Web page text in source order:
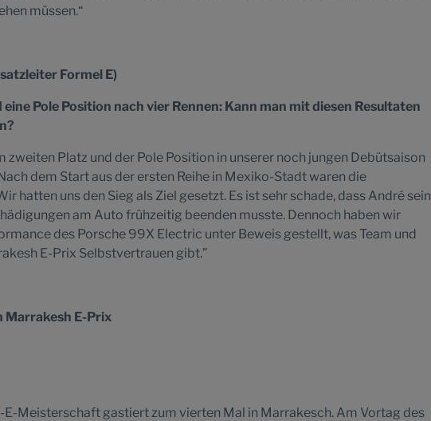
müssen.“
leiter Formel E)
Pole Position nach vier Rennen: Kann man mit diesen Resultaten
zweiten Platz und der Pole Position in unserer noch jungen Debütsaison
dem Start aus der ersten Reihe in Mexiko-Stadt waren die
hatten uns den Sieg als Ziel gesetzt. Es ist sehr schade, dass André sein
am Auto frühzeitig beenden musste. Dennoch haben wir
des Porsche 99X Electric unter Beweis gestellt, was Team und
E-Prix Selbstvertrauen gibt.”
Marrakesh E-Prix
E-Meisterschaft gastiert zum vierten Mal in Marrakesch. Am Vortag des